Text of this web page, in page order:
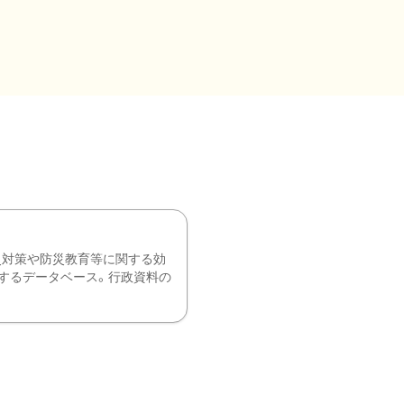
策や防災教育等に関する効
るデータベース。行政資料の